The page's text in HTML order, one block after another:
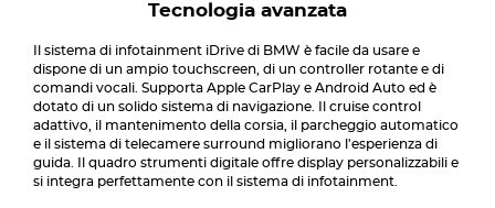
Tecnologia avanzata
Il sistema di infotainment iDrive di BMW è facile da usare e
dispone di un ampio touchscreen, di un controller rotante e di
comandi vocali. Supporta Apple CarPlay e Android Auto ed è
dotato di un solido sistema di navigazione. Il cruise control
adattivo, il mantenimento della corsia, il parcheggio automatico
e il sistema di telecamere surround migliorano l'esperienza di
guida. Il quadro strumenti digitale offre display personalizzabili e
si integra perfettamente con il sistema di infotainment.